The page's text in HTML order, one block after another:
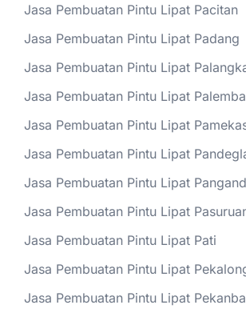
Jasa Pembuatan Pintu Lipat Pacitan
Jasa Pembuatan Pintu Lipat Padang
Jasa Pembuatan Pintu Lipat
Jasa Pembuatan Pintu Lipat
Jasa Pembuatan Pintu Lipat
Jasa Pembuatan Pintu Lipat
Jasa Pembuatan Pintu Lipat
Jasa Pembuatan Pintu Lipat
Jasa Pembuatan Pintu Lipat Pati
Jasa Pembuatan Pintu Lipat
Jasa Pembuatan Pintu Lipat